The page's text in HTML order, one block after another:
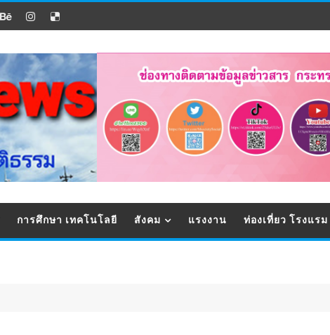
การศึกษา เทคโนโลยี สังคม แรงงาน ท่องเที่ยว โรงแรม